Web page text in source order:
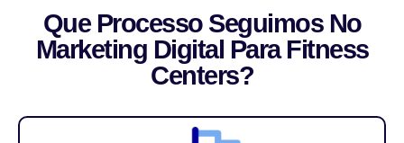
Que Processo Seguimos No
Marketing Digital Para Fitness
Centers?